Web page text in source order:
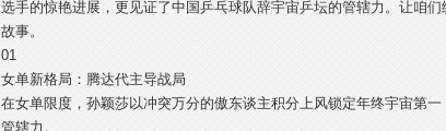
选手的惊艳进展，更见证了中国乒乓球队辞宇宙乒坛的管辖力。让咱
故事。
01
女单新格局：腾达代主导战局
在女单限度，孙颖莎以冲突万分的傲东谈主积分上风锁定年终宇宙第一
管辖力。